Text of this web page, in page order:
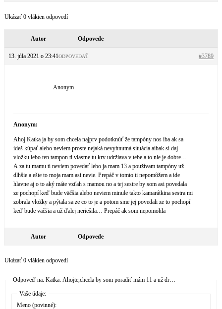
Ukázať 0 vlákien odpovedí
Autor Odpovede
13. júla 2021 o 23:41 #3789
ODPOVEDAŤ
Anonym
Anonym:
Ahoj Katka ja by som chcela najprv podotknúť že tampóny nos iba ak sa
ideš kúpať alebo neviem proste nejaká nevyhnutná situácia aibak si daj
vložku lebo ten tampon ti vlastne tu krv udržiava v tebe a to nie je dobre…
A za tu mamu ti neviem povedať lebo ja mam 13 a používam tampóny už
dlhšie a ešte to moja mam asi nevie. Prepáč v tomto ti nepomôžem a ide
hlavne aj o to aký máte vzťah s mamou no a tej sestre by som asi povedala
ze pochopí keď bude väčšia alebo neviem minule takto kamarátkina sestra mi
zobrala vložky a pýtala sa ze co to je a potom sme jej povedali ze to pochopí
keď bude väčšia a už ďalej neriešila… Prepáč ak som nepomohla
Autor Odpovede
Ukázať 0 vlákien odpovedí
Odpoveď na: Katka: Ahojte,chcela by som poradiť mám 11 a už dr…
Vaše údaje:
Meno (povinné):